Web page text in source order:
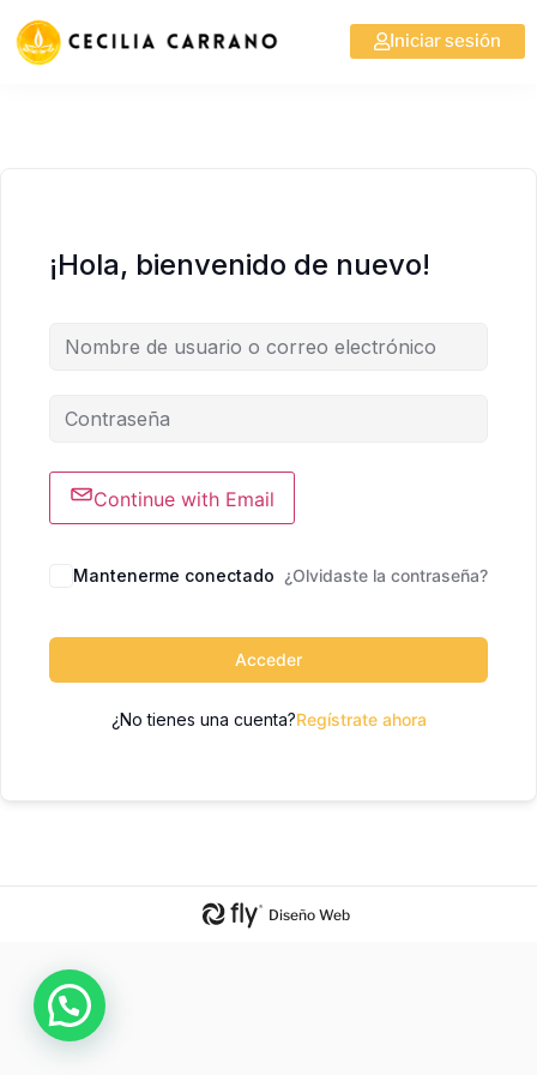
Iniciar sesión
¡Hola, bienvenido de nuevo!
Continue with Email
Mantenerme conectado ¿Olvidaste la contraseña?
Acceder
¿No tienes una cuenta?Regístrate ahora
Diseño Web